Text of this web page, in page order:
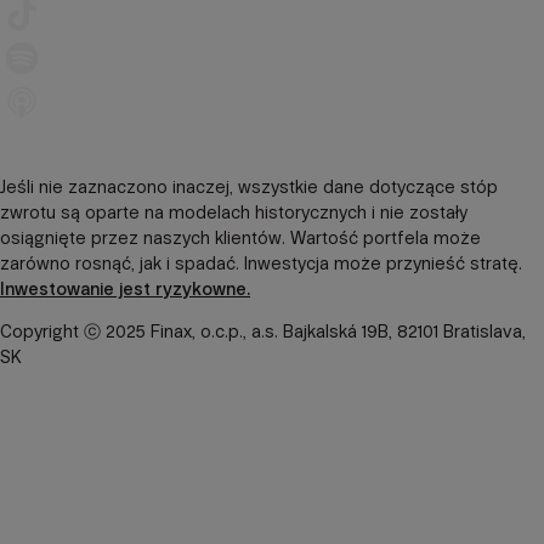
Jeśli nie zaznaczono inaczej, wszystkie dane dotyczące stóp
zwrotu są oparte na modelach historycznych i nie zostały
osiągnięte przez naszych klientów. Wartość portfela może
zarówno rosnąć, jak i spadać. Inwestycja może przynieść stratę.
Inwestowanie jest ryzykowne.
Copyright ⓒ 2025 Finax, o.c.p., a.s. Bajkalská 19B, 82101 Bratislava,
SK